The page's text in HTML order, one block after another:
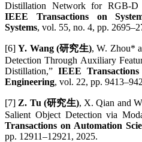
Distillation Network for RGB-D
IEEE Transactions on
Systems, vol. 55, no. 4, pp.
[6]Y. Wang (研究生), W. Zhou*
Detection Through Auxiliary
Distillation,” IEEE
Engineering, vol. 22, pp.
[7] Z. Tu (研究生), X. Qian and
Salient Object Detection via
Transactions on Automation
pp. 12911–12921, 2025.